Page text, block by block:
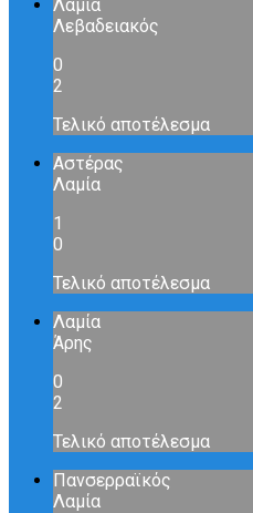
Λαμία
Λεβαδειακός
0
2
Τελικό αποτέλεσμα
Αστέρας
Λαμία
1
0
Τελικό αποτέλεσμα
Λαμία
Άρης
0
2
Τελικό αποτέλεσμα
Πανσερραϊκός
Λαμία